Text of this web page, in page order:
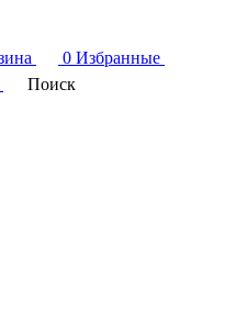
0 Избранные
Поиск